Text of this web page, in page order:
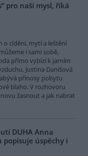
pro naši mysl, říká
o cídění, mytí a leštění
i sami sobě,
přímo vybízí k jarním
Justina Danišová
přínosy pobytu
blaho. V rozhovoru
žasnout a jak nabrat
DUHA Anna
popisuje úspěchy i